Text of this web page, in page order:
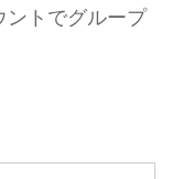
ントでグループ